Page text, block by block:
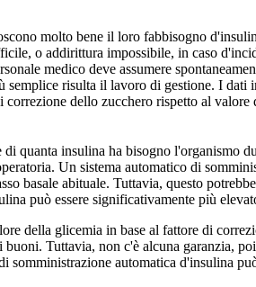
molto bene il loro fabbisogno
o addirittura impossibile, in caso
medico deve assumere
risulta il lavoro di gestione. I dati
dello zucchero rispetto al valore
quanta insulina ha bisogno l'organismo
Un sistema automatico di
basale abituale. Tuttavia, questo
può essere significativamente più
della glicemia in base al fattore di
Tuttavia, non c'è alcuna garanzia,
somministrazione automatica d'insulina